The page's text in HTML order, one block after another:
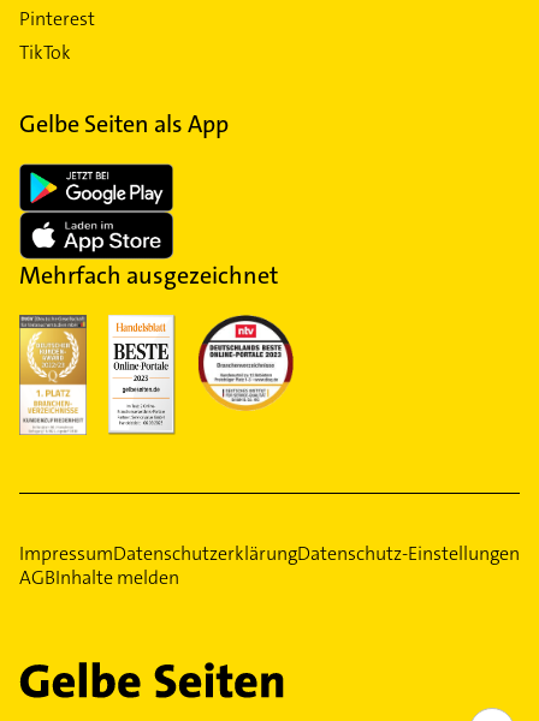
Pinterest
TikTok
Gelbe Seiten als App
Mehrfach ausgezeichnet
ImpressumDatenschutzerklärungDatenschutz-Einstellungen
AGBInhalte melden